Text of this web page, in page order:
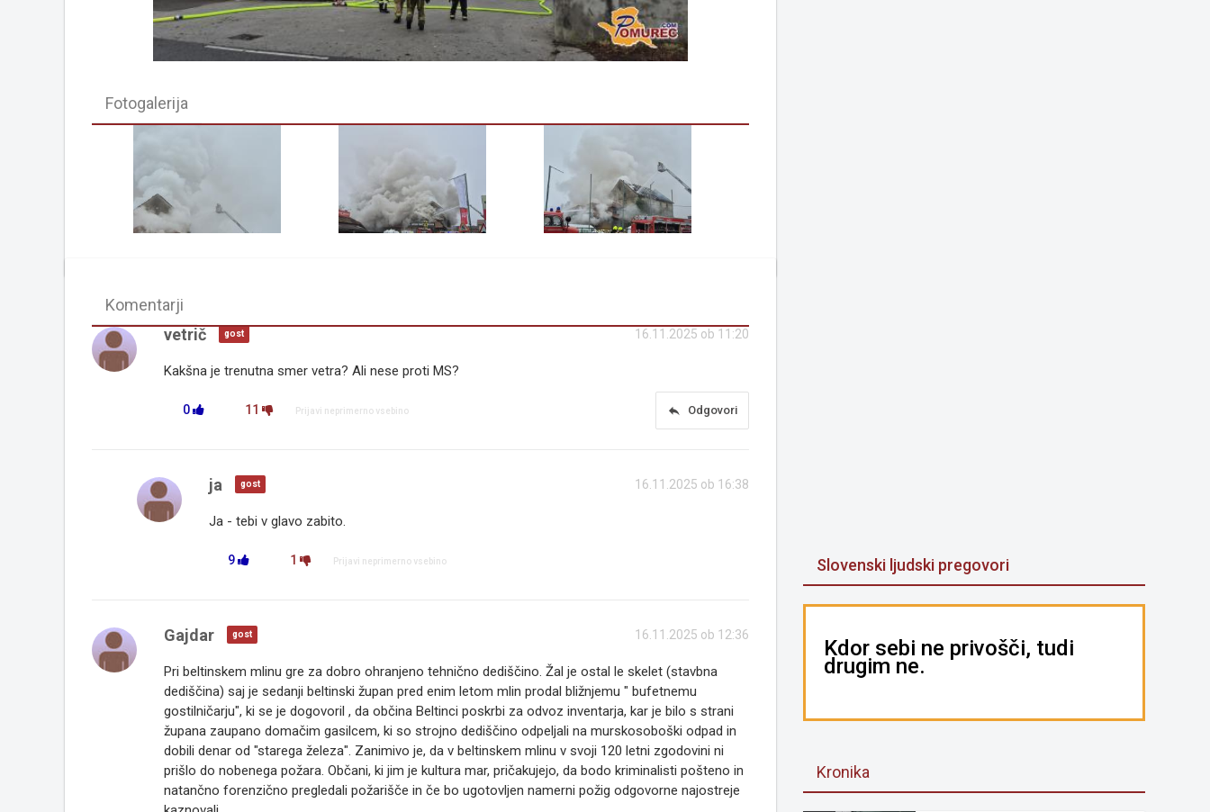
Fotogalerija
Komentarji
16.11.2025 ob 11:20
vetrič gost
Kakšna je trenutna smer vetra? Ali nese proti MS?
0 11 reply Odgovori
Prijavi neprimerno vsebino
16.11.2025 ob 16:38
ja gost
Ja - tebi v glavo zabito.
9 1 Prijavi neprimerno vsebino
16.11.2025 ob 12:36
Gajdar gost
Pri beltinskem mlinu gre za dobro ohranjeno tehnično dediščino. Žal je ostal le skelet (stavbna
dediščina) saj je sedanji beltinski župan pred enim letom mlin prodal bližnjemu " bufetnemu
gostilničarju", ki se je dogovoril , da občina Beltinci poskrbi za odvoz inventarja, kar je bilo s strani
župana zaupano domačim gasilcem, ki so strojno dediščino odpeljali na murskosoboški odpad in
dobili denar od "starega železa". Zanimivo je, da v beltinskem mlinu v svoji 120 letni zgodovini ni
prišlo do nobenega požara. Občani, ki jim je kultura mar, pričakujejo, da bodo kriminalisti pošteno in
natančno forenzično pregledali požarišče in če bo ugotovljen namerni požig odgovorne najostreje
Slovenski ljudski pregovori
Kdor sebi ne privošči, tudi
drugim ne.
Kronika